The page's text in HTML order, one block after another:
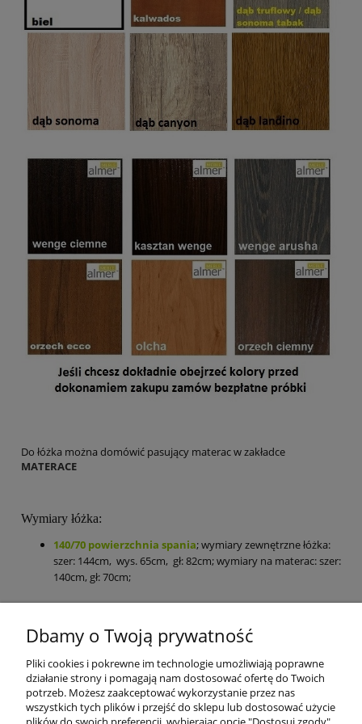
Do łóżka można domówić pasujący materac w zakładce
MATERACE
Wymiary łóżka:
140/70 powierzchnia spania; wymiary zewnętrzne łóżka:
szer: 144cm, wys. 65cm, gł: 82cm; wymiary na materac: szer:
140cm, gł: 70cm;
Mebel jest przeznaczony do samodzielnego montażu. W paczce
sprzedaży (paragon lub na życzenie faktura VAT).
Dbamy o Twoją prywatność
Pliki cookies i pokrewne im technologie umożliwiają poprawne
działanie strony i pomagają nam dostosować ofertę do Twoich
potrzeb. Możesz zaakceptować wykorzystanie przez nas
wszystkich tych plików i przejść do sklepu lub dostosować użycie